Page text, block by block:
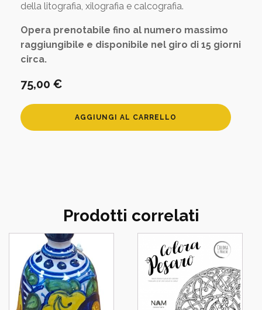
della litografia, xilografia e calcografia.
Opera prenotabile fino al numero massimo
raggiungibile e disponibile nel giro di 15 giorni
circa.
75,00 €
Litografia
"
AGGIUNGI AL CARRELLO
Prodotti correlati